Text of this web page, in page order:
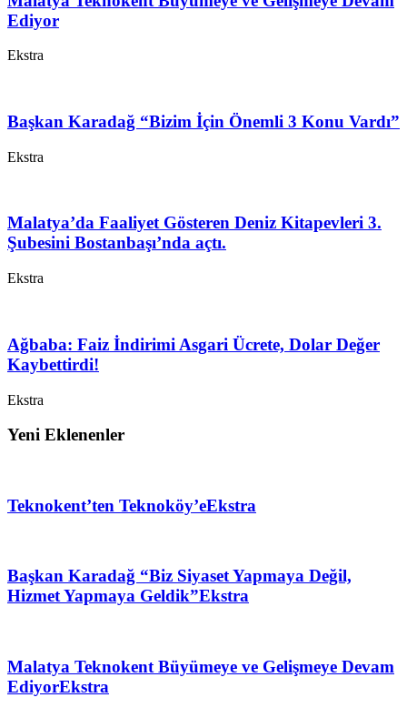
Ediyor
Ekstra
Başkan Karadağ “Bizim İçin Önemli 3 Konu Vardı”
Ekstra
Malatya’da Faaliyet Gösteren Deniz Kitapevleri 3.
Şubesini Bostanbaşı’nda açtı.
Ekstra
Ağbaba: Faiz İndirimi Asgari Ücrete, Dolar Değer
Kaybettirdi!
Ekstra
Yeni Eklenenler
Teknokent’ten Teknoköy’eEkstra
Başkan Karadağ “Biz Siyaset Yapmaya Değil,
Hizmet Yapmaya Geldik”Ekstra
Malatya Teknokent Büyümeye ve Gelişmeye Devam
EdiyorEkstra